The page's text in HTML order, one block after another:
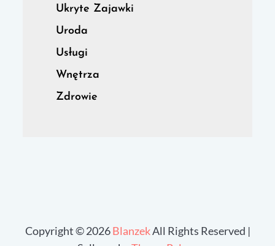
Ukryte Zajawki
Uroda
Usługi
Wnętrza
Zdrowie
Copyright © 2026BlanzekAll Rights Reserved |